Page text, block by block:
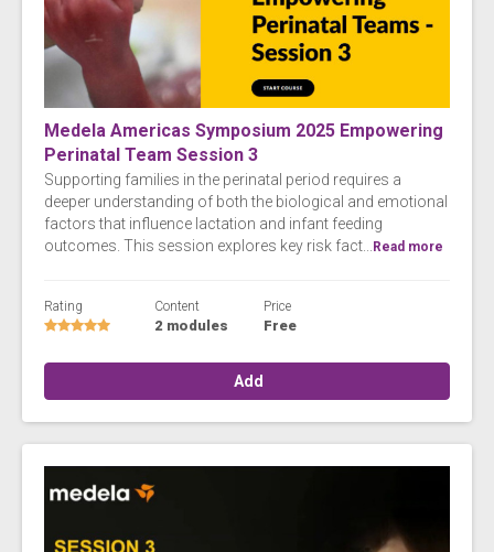
Medela Americas Symposium 2025 Empowering
Perinatal Team Session 3
Supporting families in the perinatal period requires a
deeper understanding of both the biological and emotional
factors that influence lactation and infant feeding
outcomes. This session explores key risk fact...
Read more
Rating Content
2 modules
Price
Free
Add